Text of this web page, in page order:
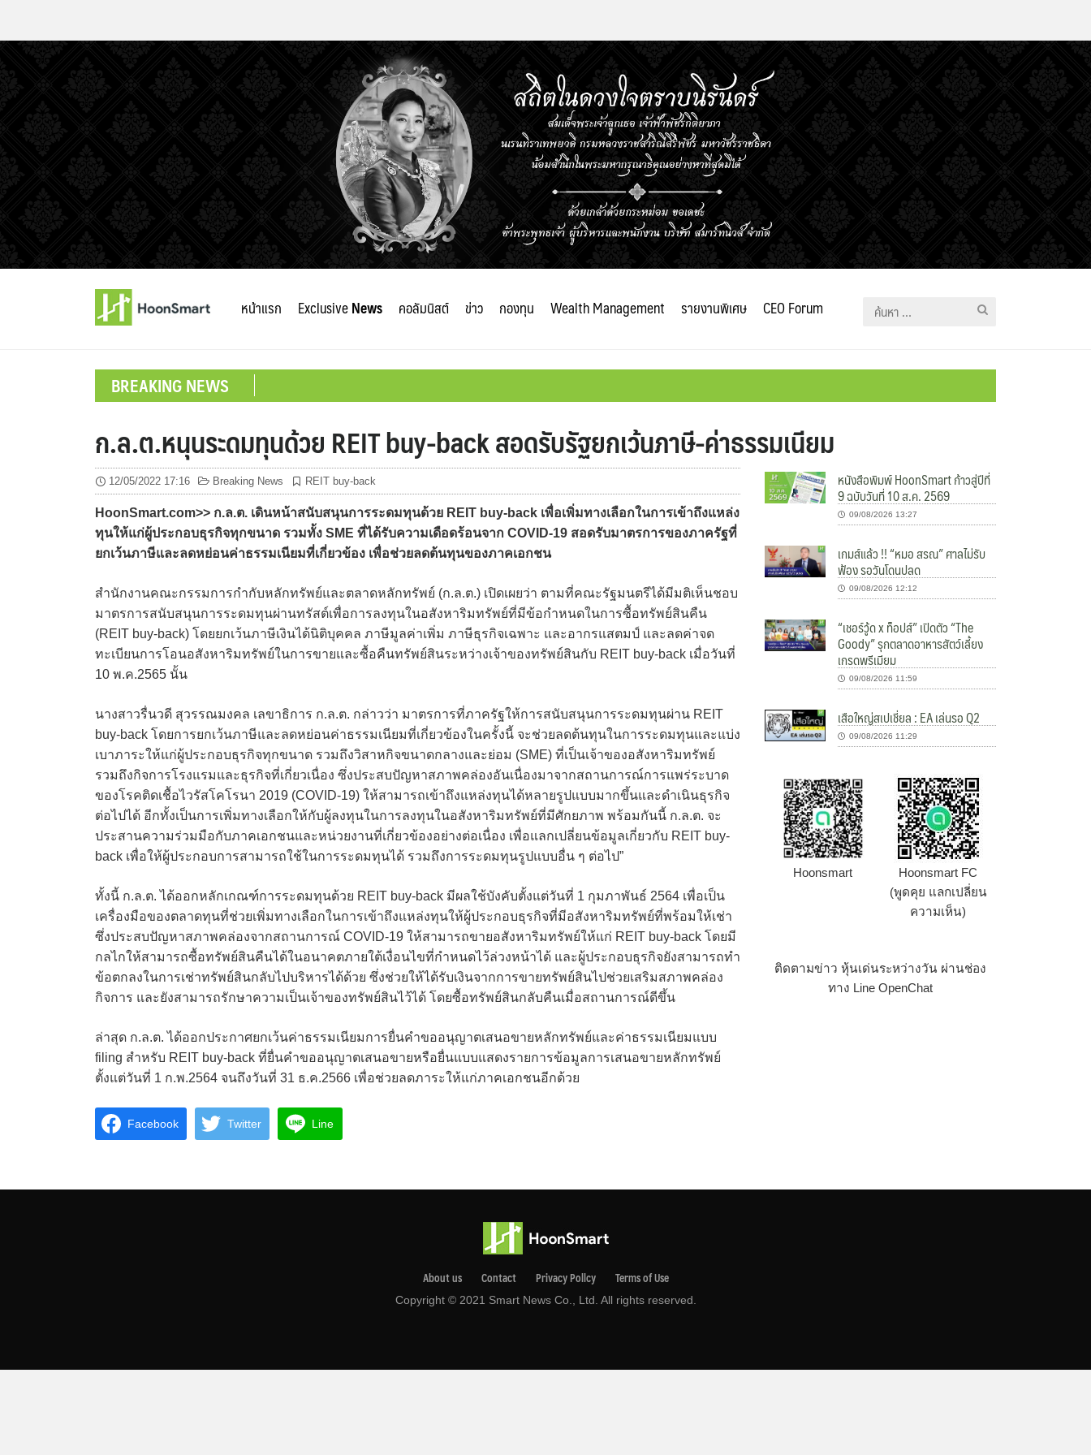
หน้าแรก ExclusiveNews คอลัมนิสต์ ข่าว กองทุน Wealth Management รายงานพิเศษ CEO Forum
ค้นหา
BREAKING NEWS
ก.ล.ต.หนุนระดมทุนด้วย REIT buy-back สอดรับรัฐยกเว้นภาษี-ค่าธรรมเนียม
12/05/2022 17:16 Breaking News REIT buy-back
HoonSmart.com>> ก.ล.ต. เดินหน้าสนับสนุนการระดมทุนด้วย REIT buy-back เพื่อเพิ่มทางเลือกในการเข้าถึงแหล่ง
ทุนให้แก่ผู้ประกอบธุรกิจทุกขนาด รวมทั้ง SME ที่ได้รับความเดือดร้อนจาก COVID-19 สอดรับมาตรการของภาครัฐที่
ยกเว้นภาษีและลดหย่อนค่าธรรมเนียมที่เกี่ยวข้อง เพื่อช่วยลดต้นทุนของภาคเอกชน
สำนักงานคณะกรรมการกำกับหลักทรัพย์และตลาดหลักทรัพย์ (ก.ล.ต.) เปิดเผยว่า ตามที่คณะรัฐมนตรีได้มีมติเห็นชอบ
มาตรการสนับสนุนการระดมทุนผ่านทรัสต์เพื่อการลงทุนในอสังหาริมทรัพย์ที่มีข้อกำหนดในการซื้อทรัพย์สินคืน
(REIT buy-back) โดยยกเว้นภาษีเงินได้นิติบุคคล ภาษีมูลค่าเพิ่ม ภาษีธุรกิจเฉพาะ และอากรแสตมป์ และลดค่าจด
ทะเบียนการโอนอสังหาริมทรัพย์ในการขายและซื้อคืนทรัพย์สินระหว่างเจ้าของทรัพย์สินกับ REIT buy-back เมื่อวันที่
10 พ.ค.2565 นั้น
นางสาวรื่นวดี สุวรรณมงคล เลขาธิการ ก.ล.ต. กล่าวว่า มาตรการที่ภาครัฐให้การสนับสนุนการระดมทุนผ่าน REIT
buy-back โดยการยกเว้นภาษีและลดหย่อนค่าธรรมเนียมที่เกี่ยวข้องในครั้งนี้ จะช่วยลดต้นทุนในการระดมทุนและแบ่ง
เบาภาระให้แก่ผู้ประกอบธุรกิจทุกขนาด รวมถึงวิสาหกิจขนาดกลางและย่อม (SME) ที่เป็นเจ้าของอสังหาริมทรัพย์
รวมถึงกิจการโรงแรมและธุรกิจที่เกี่ยวเนื่อง ซึ่งประสบปัญหาสภาพคล่องอันเนื่องมาจากสถานการณ์การแพร่ระบาด
ของโรคติดเชื้อไวรัสโคโรนา 2019 (COVID-19) ให้สามารถเข้าถึงแหล่งทุนได้หลายรูปแบบมากขึ้นและดำเนินธุรกิจ
ต่อไปได้ อีกทั้งเป็นการเพิ่มทางเลือกให้กับผู้ลงทุนในการลงทุนในอสังหาริมทรัพย์ที่มีศักยภาพ พร้อมกันนี้ ก.ล.ต. จะ
ประสานความร่วมมือกับภาคเอกชนและหน่วยงานที่เกี่ยวข้องอย่างต่อเนื่อง เพื่อแลกเปลี่ยนข้อมูลเกี่ยวกับ REIT buy-
back เพื่อให้ผู้ประกอบการสามารถใช้ในการระดมทุนได้ รวมถึงการระดมทุนรูปแบบอื่น ๆ ต่อไป”
ทั้งนี้ ก.ล.ต. ได้ออกหลักเกณฑ์การระดมทุนด้วย REIT buy-back มีผลใช้บังคับตั้งแต่วันที่ 1 กุมภาพันธ์ 2564 เพื่อเป็น
เครื่องมือของตลาดทุนที่ช่วยเพิ่มทางเลือกในการเข้าถึงแหล่งทุนให้ผู้ประกอบธุรกิจที่มีอสังหาริมทรัพย์ที่พร้อมให้เช่า
ซึ่งประสบปัญหาสภาพคล่องจากสถานการณ์ COVID-19 ให้สามารถขายอสังหาริมทรัพย์ให้แก่ REIT buy-back โดยมี
กลไกให้สามารถซื้อทรัพย์สินคืนได้ในอนาคตภายใต้เงื่อนไขที่กำหนดไว้ล่วงหน้าได้ และผู้ประกอบธุรกิจยังสามารถทำ
ข้อตกลงในการเช่าทรัพย์สินกลับไปบริหารได้ด้วย ซึ่งช่วยให้ได้รับเงินจากการขายทรัพย์สินไปช่วยเสริมสภาพคล่อง
กิจการ และยังสามารถรักษาความเป็นเจ้าของทรัพย์สินไว้ได้ โดยซื้อทรัพย์สินกลับคืนเมื่อสถานการณ์ดีขึ้น
ล่าสุด ก.ล.ต. ได้ออกประกาศยกเว้นค่าธรรมเนียมการยื่นคำขออนุญาตเสนอขายหลักทรัพย์และค่าธรรมเนียมแบบ
filing สำหรับ REIT buy-back ที่ยื่นคำขออนุญาตเสนอขายหรือยื่นแบบแสดงรายการข้อมูลการเสนอขายหลักทรัพย์
ตั้งแต่วันที่ 1 ก.พ.2564 จนถึงวันที่ 31 ธ.ค.2566 เพื่อช่วยลดภาระให้แก่ภาคเอกชนอีกด้วย
Facebook Twitter Line
หนังสือพิมพ์ HoonSmart ก้าวสู่ปีที่
9 ฉบับวันที่ 10 ส.ค. 2569
09/08/2026 13:27
เกมส์แล้ว !! “หมอ สรณ” ศาลไม่รับ
ฟ้อง รอวันโดนปลด
09/08/2026 12:12
“เชอร์วู้ด x ท็อปส์” เปิดตัว “The
Goody” รุกตลาดอาหารสัตว์เลี้ยง
เกรดพรีเมียม
09/08/2026 11:59
เสือใหญ่สเปเชี่ยล : EA เล่นรอ Q2
09/08/2026 11:29
Hoonsmart
Hoonsmart FC
(พูดคุย แลกเปลี่ยน
ความเห็น)
ติดตามข่าว หุ้นเด่นระหว่างวัน ผ่านช่อง
ทาง Line OpenChat
About us Contact Privacy Pollcy Terms of Use
Copyright © 2021 Smart News Co., Ltd. All rights reserved.